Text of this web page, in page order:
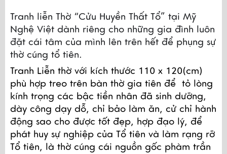
Tranh liễn Thờ “Cửu Huyền Thất Tổ” tại Mỹ
Nghệ Việt dành riêng cho những gia đình luôn
đặt cái tâm của mình lên trên hết để phụng sự
thờ cúng tổ tiên.
Tranh Liễn thờ với kích thước 110 x 120(cm)
phù hợp treo trên bàn thờ gia tiên để tỏ lòng
kính trọng các bậc tiền nhân đã sinh dưỡng,
dày công dạy dỗ, chỉ bảo làm ăn, cử chỉ hành
động sao cho được tốt đẹp, hợp đạo lý, để
phát huy sự nghiệp của Tổ tiên và làm rạng rỡ
Tổ tiên, là thờ cúng cái nguồn gốc phàm trần